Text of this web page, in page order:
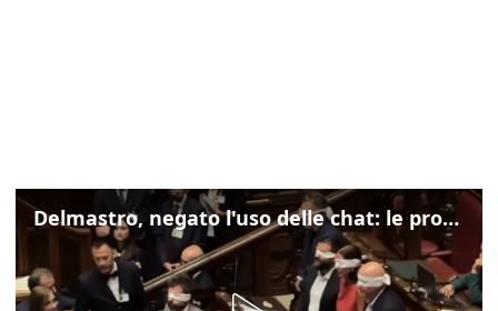
Delmastro, negato l'uso delle chat: le proteste di Avs e M5s